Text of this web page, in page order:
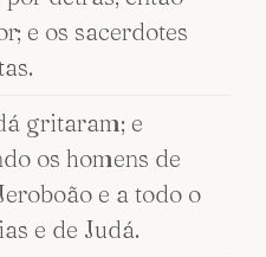
e os sacerdotes
gritaram; e
os homens de
e a todo o
e de Judá.